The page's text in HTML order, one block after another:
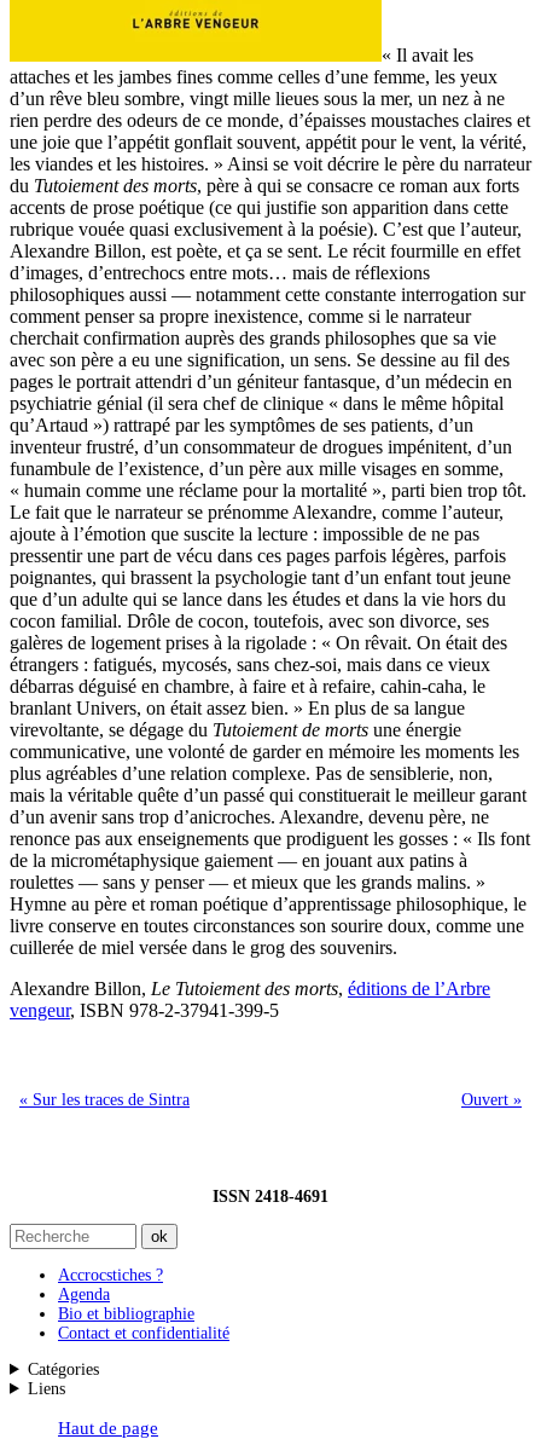
« Il avait les
attaches et les jambes fines comme celles d’une femme, les yeux
d’un rêve bleu sombre, vingt mille lieues sous la mer, un nez à ne
rien perdre des odeurs de ce monde, d’épaisses moustaches claires et
une joie que l’appétit gonflait souvent, appétit pour le vent, la vérité,
les viandes et les histoires. » Ainsi se voit décrire le père du narrateur
du Tutoiement des morts, père à qui se consacre ce roman aux forts
accents de prose poétique (ce qui justifie son apparition dans cette
rubrique vouée quasi exclusivement à la poésie). C’est que l’auteur,
Alexandre Billon, est poète, et ça se sent. Le récit fourmille en effet
d’images, d’entrechocs entre mots… mais de réflexions
philosophiques aussi — notamment cette constante interrogation sur
comment penser sa propre inexistence, comme si le narrateur
cherchait confirmation auprès des grands philosophes que sa vie
avec son père a eu une signification, un sens. Se dessine au fil des
pages le portrait attendri d’un géniteur fantasque, d’un médecin en
psychiatrie génial (il sera chef de clinique « dans le même hôpital
qu’Artaud ») rattrapé par les symptômes de ses patients, d’un
inventeur frustré, d’un consommateur de drogues impénitent, d’un
funambule de l’existence, d’un père aux mille visages en somme,
« humain comme une réclame pour la mortalité », parti bien trop tôt.
Le fait que le narrateur se prénomme Alexandre, comme l’auteur,
ajoute à l’émotion que suscite la lecture : impossible de ne pas
pressentir une part de vécu dans ces pages parfois légères, parfois
poignantes, qui brassent la psychologie tant d’un enfant tout jeune
que d’un adulte qui se lance dans les études et dans la vie hors du
cocon familial. Drôle de cocon, toutefois, avec son divorce, ses
galères de logement prises à la rigolade : « On rêvait. On était des
étrangers : fatigués, mycosés, sans chez-soi, mais dans ce vieux
débarras déguisé en chambre, à faire et à refaire, cahin-caha, le
branlant Univers, on était assez bien. » En plus de sa langue
virevoltante, se dégage du Tutoiement de morts une énergie
communicative, une volonté de garder en mémoire les moments les
plus agréables d’une relation complexe. Pas de sensiblerie, non,
mais la véritable quête d’un passé qui constituerait le meilleur garant
d’un avenir sans trop d’anicroches. Alexandre, devenu père, ne
renonce pas aux enseignements que prodiguent les gosses : « Ils font
de la micrométaphysique gaiement — en jouant aux patins à
roulettes — sans y penser — et mieux que les grands malins. »
Hymne au père et roman poétique d’apprentissage philosophique, le
livre conserve en toutes circonstances son sourire doux, comme une
cuillerée de miel versée dans le grog des souvenirs.
Alexandre Billon, Le Tutoiement des morts, éditions de l’Arbre
vengeur, ISBN 978-2-37941-399-5
« Sur les traces de Sintra Ouvert »
ISSN 2418-4691
Accrocstiches ?
Agenda
Bio et bibliographie
Contact et confidentialité
Catégories
Liens
Haut de page